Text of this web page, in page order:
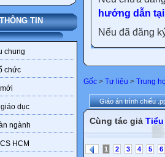
THÔNG TIN
chung
chức
dục
ngành
HCM
hướng dẫn
Nếu đã đăng
Gốc > Tư liệu > Trung
Giáo án trình chiếu
Cùng tác giả
1 2 3 4 5 6